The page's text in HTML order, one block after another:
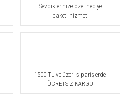
Sevdiklerinize özel hediye
paketi hizmeti
1500 TL ve üzeri siparişlerde
ÜCRETSİZ KARGO